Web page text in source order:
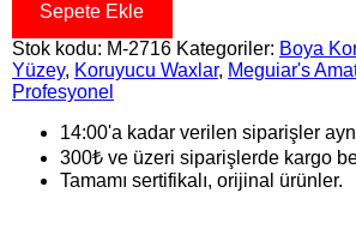
Sepete Ekle
Stok kodu: M-2716 Kategoriler: Boya
Yüzey, Koruyucu Waxlar, Meguiar's
Profesyonel
14:00'a kadar verilen siparişler
300₺ ve üzeri siparişlerde kargo
Tamamı sertifikalı, orijinal ürünler.